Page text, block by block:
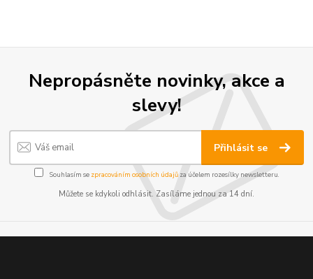
Nepropásněte novinky, akce a
slevy!
Přihlásit se
Souhlasím se zpracováním osobních údajůza účelem rozesílky newsletteru.
Můžete se kdykoli odhlásit. Zasíláme jednou za 14 dní.